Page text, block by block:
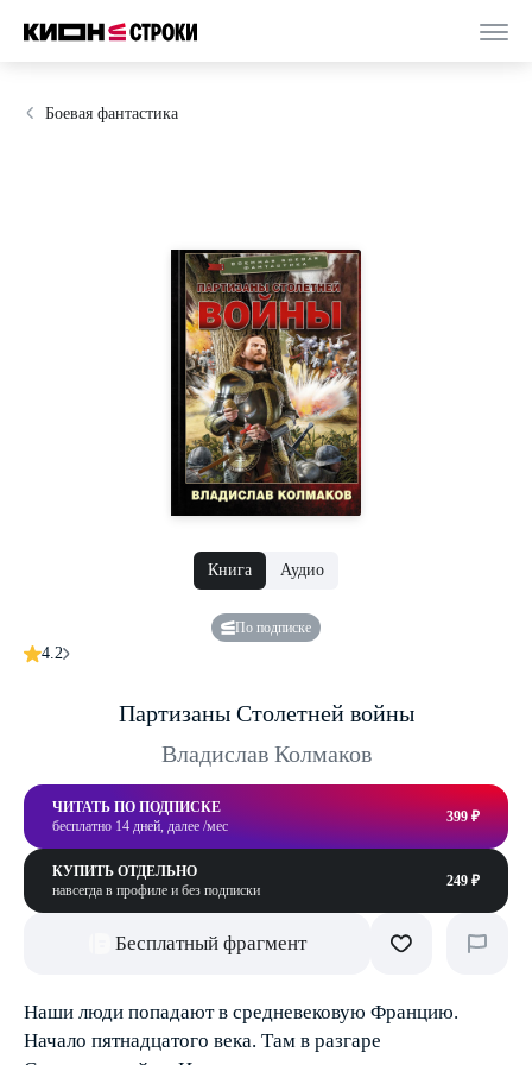
Боевая фантастика
Книга Аудио
По подписке
4.2
Партизаны Столетней войны
Владислав Колмаков
ЧИТАТЬ ПО ПОДПИСКЕ
бесплатно 14 дней, далее /мес
399 ₽
КУПИТЬ ОТДЕЛЬНО
навсегда в профиле и без подписки
249 ₽
Бесплатный фрагмент
Наши люди попадают в средневековую Францию.
Начало пятнадцатого века. Там в разгаре